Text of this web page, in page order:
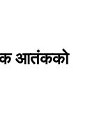
आतंकको